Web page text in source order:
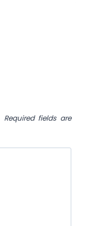
Required fields are